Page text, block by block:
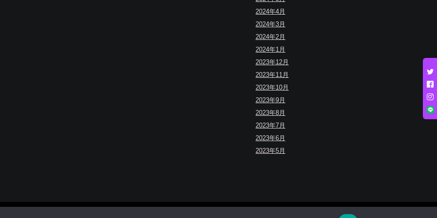
2024年4月
2024年3月
2024年2月
2024年1月
2023年12月
2023年11月
2023年10月
2023年9月
2023年8月
2023年7月
2023年6月
2023年5月